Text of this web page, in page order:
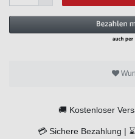
🚚 Kostenloser
💳 Sichere Bezahlung | ⌛